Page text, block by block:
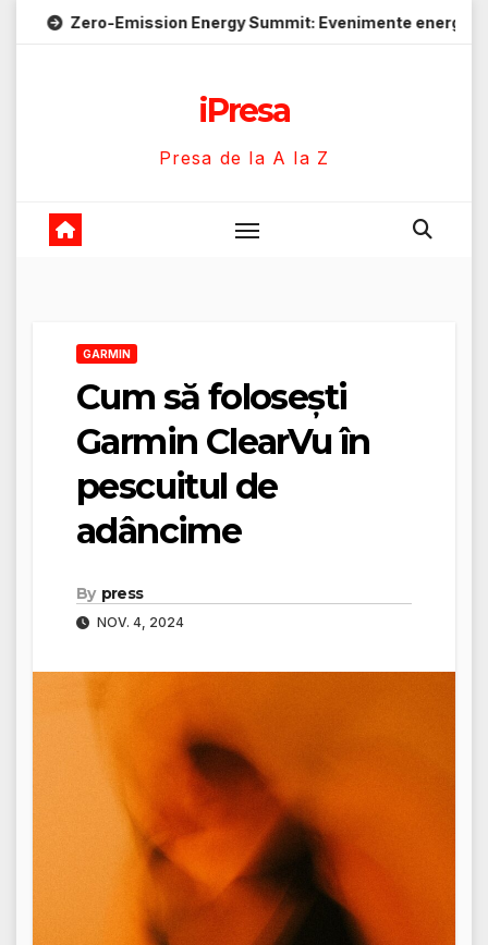
Emission Energy Summit: Evenimente energie despre
iPresa
Presa de la A la Z
GARMIN
Cum să folosești
Garmin ClearVu în
pescuitul de
adâncime
By press
NOV. 4, 2024